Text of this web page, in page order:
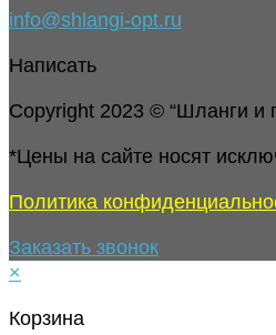
info@shlangi-opt.ru
Написать
Copyright 2023 © “Шланги и
*Цены на сайте носят
Политика
Заказать звонок
×
Корзина